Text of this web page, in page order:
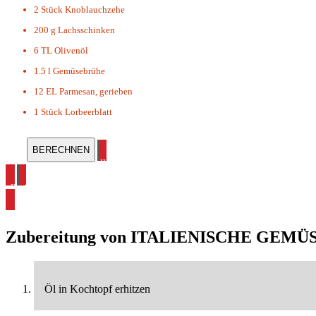
2 Stück Knoblauchzehe
200 g Lachsschinken
6 TL Olivenöl
1.5 l Gemüsebrühe
12 EL Parmesan, gerieben
1 Stück Lorbeerblatt
alle Suppen Rezepte ansehen
alle Gemüsesuppe Rezepte ansehen
Zubereitung von ITALIENISCHE
Öl in Kochtopf erhitzen